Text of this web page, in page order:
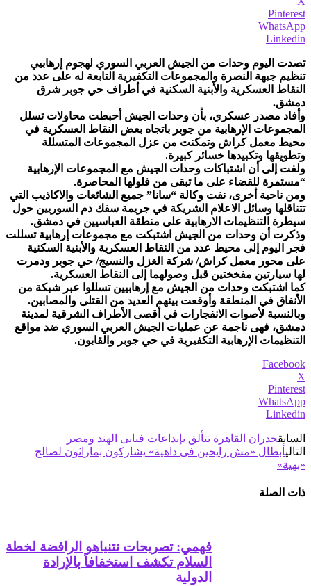
Pinterest
WhatsApp
Linkedin
تصدت اليوم وحدات من الجيش العربي السوري لهجوم إرهابيي
تنظيم جبهة النصرة والمجموعات التكفيرية التابعة له على عدد من
النقاط العسكرية والأبنية السكنية في أطراف حي جوبر شرق
دمشق.
وأفاد مصدر عسكري، بأن وحدات الجيش أحبطت محاولات تسلل
المجموعات الإرهابية من جوبر باتجاه بعض النقاط العسكرية في
محيط معمل كراش وتمكنت من عزل المجموعات المتسللة
وتطويقها وتكبيدها خسائر كبيرة.
ولفت إلى أن اشتباكات وحدات الجيش مع المجموعات الإرهابية
“مستمرة للقضاء على ما تبقى من فلولها المحاصرة.
ومن ناحية أخرى، نفت وكالة “سانا” جميع الشائعات والاكاذيب التي
تتناقلها وسائل الاعلام الشريكة في جريمة سفك دم السوريين حول
سيطرة التنظيمات الارهابية على منطقة العباسيين في دمشق.
وذكرت أن وحدات من الجيش اشتبكت مع مجموعات إرهابية تسللت
فجر اليوم إلى محيط عدد من النقاط العسكرية والأبنية السكنية
على محور معمل كراش/ شركة الغزل والنسيج/ حي جوبر ودمرت
لها سيارتين مفخختين قبل وصولهما إلى النقاط العسكرية.
كما اشتبكت وحدات من الجيش مع إرهابيين تسللوا عبر شبكة من
الأنفاق في المنطقة وأوقعت بينهم العديد من القتلى والمصابين.
وبالنسبة لأصوات الانفجارات في أقصى الأطراف الشرقية لمدينة
دمشق، فهى ناجمة عن عمليات الجيش العربي السوري ضد مواقع
التنظيمات الإرهابية التكفيرية في حي جوبر والقابون.
Facebook
X
Pinterest
WhatsApp
Linkedin
السابقجدران القاهرة تتألق بإبداعات فنانى الهند ومصر
التاليأبطال «مش رايحين فى داهية» يشاركون بماراثون لصالح
«بهية»
ذات الصلة
فهمي: تصريحات نتنياهو الرافضة لخطة
السلام تكشف استخفافاً بالإرادة
الدولية